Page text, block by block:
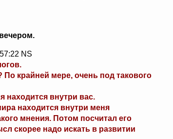
NS
крайней мере, очень под такового
находится внутри вас.
находится внутри меня
мнения. Потом посчитал его
скорее надо искать в развитии